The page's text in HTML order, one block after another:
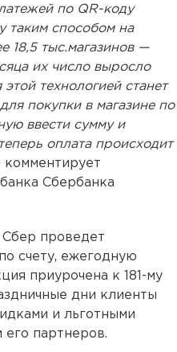
по QR-коду
таким способом на
18,5 тыс.магазинов —
их число выросло
технологией станет
покупки в магазине по
ввести сумму и
оплата происходит
комментирует
Сбербанка
Сбер проведет
счету, ежегодную
приурочена к 181-му
дни клиенты
и льготными
партнеров.